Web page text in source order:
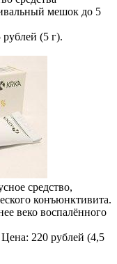
мешок до 5
(5 г).
средство,
конъюнктивита.
веко воспалённого
220 рублей (4,5